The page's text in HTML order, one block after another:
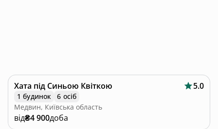
Хата під Синьою Квіткою 5.0
1 будинок
6 осіб
Медвин, Київська область
від₴4 900доба